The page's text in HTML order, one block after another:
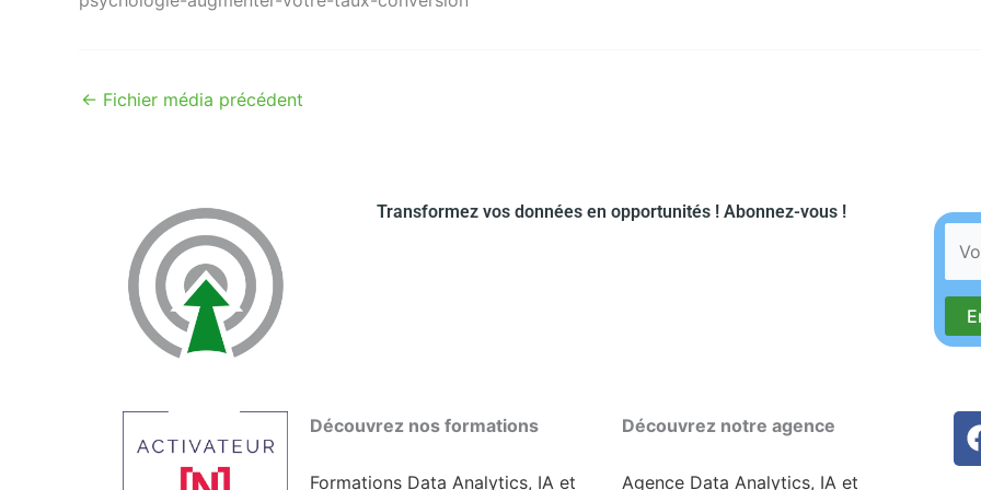
← Fichier média précédent
Transformez vos données en opportunités ! Abonnez-vous !​
Découvrez nos formations
Formations Data Analytics, IA et
Découvrez notre agence
Agence Data Analytics, IA et